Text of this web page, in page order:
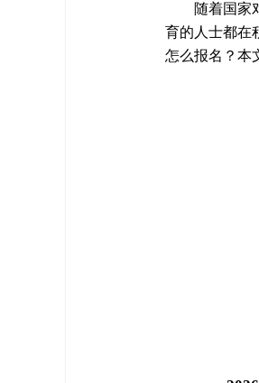
随着国家
育的人士都在
怎么报名？本